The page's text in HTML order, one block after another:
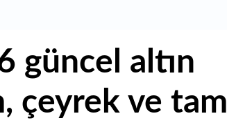
güncel altın
çeyrek ve tam